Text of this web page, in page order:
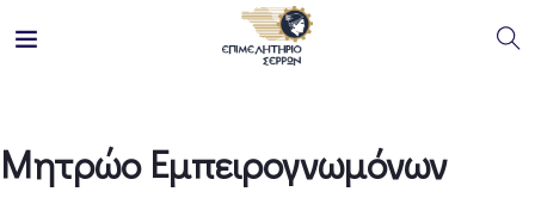
Μητρώο Εμπειρογνωμόνων